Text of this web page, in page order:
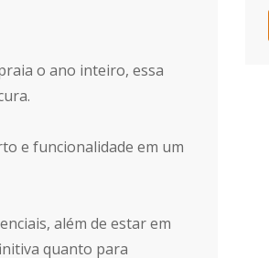
o ano inteiro, essa
e funcionalidade em um
além de estar em
quanto para